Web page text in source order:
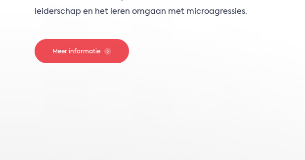
leiderschap en het leren omgaan met microagressies.
Meer informatie